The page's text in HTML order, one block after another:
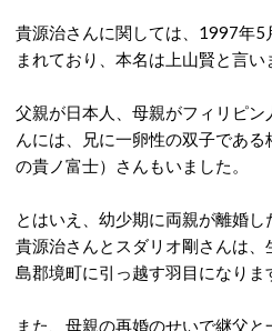
貴源治さんに関しては、1997年5
まれており、本名は上山賢と言い
父親が日本人、母親がフィリピン
んには、兄に一卵性の双子であ
の貴ノ富士）さんもいました。
とはいえ、幼少期に両親が離婚
貴源治さんとスダリオ剛さんは
島郡境町に引っ越す羽目になりま
また、母親の再婚のせいで継父